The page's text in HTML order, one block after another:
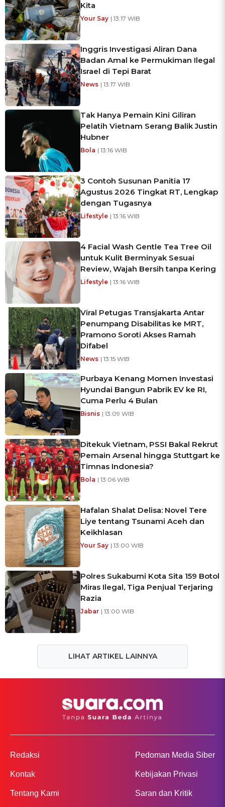
Kita
Your Say | 13:17 WIB
Inggris Investigasi Aliran Dana
Badan Amal ke Permukiman Ilegal
Israel di Tepi Barat
News | 13:17 WIB
Tak Hanya Pemain Kini Giliran
Pelatih Vietnam Serang Balik Justin
Hubner
Bola | 13:16 WIB
3 Contoh Susunan Panitia 17
Agustus 2026 Tingkat RT, Lengkap
dengan Tugasnya
Lifestyle | 13:16 WIB
4 Facial Wash Gentle Tea Tree Oil
untuk Kulit Berminyak Sesuai
Review, Wajah Bersih tanpa Kering
Lifestyle | 13:16 WIB
Viral Petugas Transjakarta Antar
Penumpang Disabilitas ke MRT,
Pramono Soroti Akses Ramah
Difabel
News | 13:15 WIB
Purbaya Kenang Momen Investasi
Hyundai Bangun Pabrik EV ke RI,
Cuma Perlu 4 Bulan
Bisnis | 13:09 WIB
Ditekuk Vietnam, PSSI Bakal Rekrut
Pemain Arsenal hingga Stuttgart ke
Timnas Indonesia?
Bola | 13:06 WIB
Hafalan Shalat Delisa: Novel Tere
Liye tentang Tsunami Aceh dan
Keikhlasan
Your Say | 13:00 WIB
Polres Sukabumi Kota Sita 159 Botol
Miras Ilegal, Tiga Penjual Terjaring
Razia
Jabar | 13:00 WIB
LIHAT ARTIKEL LAINNYA
Redaksi
Kontak
Tentang Kami
Pedoman Media Siber
Kebijakan Privasi
Saran dan Kritik